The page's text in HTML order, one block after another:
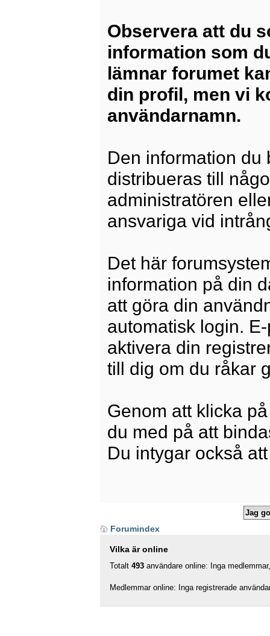
Observera att du
information som
lämnar forumet
din profil, men vi
användarnamn.
Den information du
distribueras till
administratören
ansvariga vid
Det här
information på din
att göra din
automatisk login.
aktivera din
till dig om du råkar
Genom att klicka
du med på att
Du intygar också
Forumindex
Vilka är online
Totalt 493 användare online: Inga
Medlemmar online: Inga registrerade